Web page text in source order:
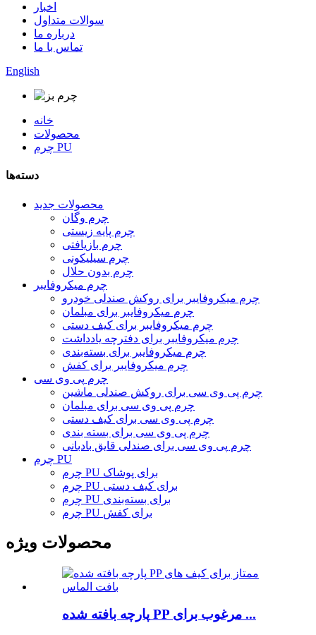
اخبار
سوالات متداول
درباره ما
تماس با ما
English
خانه
محصولات
چرم PU
دسته‌ها
محصولات جدید
چرم وگان
چرم پایه زیستی
چرم بازیافتی
چرم سیلیکونی
چرم بدون حلال
چرم میکروفایبر
چرم میکروفایبر برای روکش صندلی خودرو
چرم میکروفایبر برای مبلمان
چرم میکروفایبر برای کیف دستی
چرم میکروفایبر برای دفترچه یادداشت
چرم میکروفایبر برای بسته‌بندی
چرم میکروفایبر برای کفش
چرم پی وی سی
چرم پی وی سی برای روکش صندلی ماشین
چرم پی وی سی برای مبلمان
چرم پی وی سی برای کیف دستی
چرم پی وی سی برای بسته بندی
چرم پی وی سی برای صندلی قایق بادبانی
چرم PU
چرم PU برای پوشاک
چرم PU برای کیف دستی
چرم PU برای بسته‌بندی
چرم PU برای کفش
محصولات ویژه
پارچه بافته شده PP مرغوب برای ...